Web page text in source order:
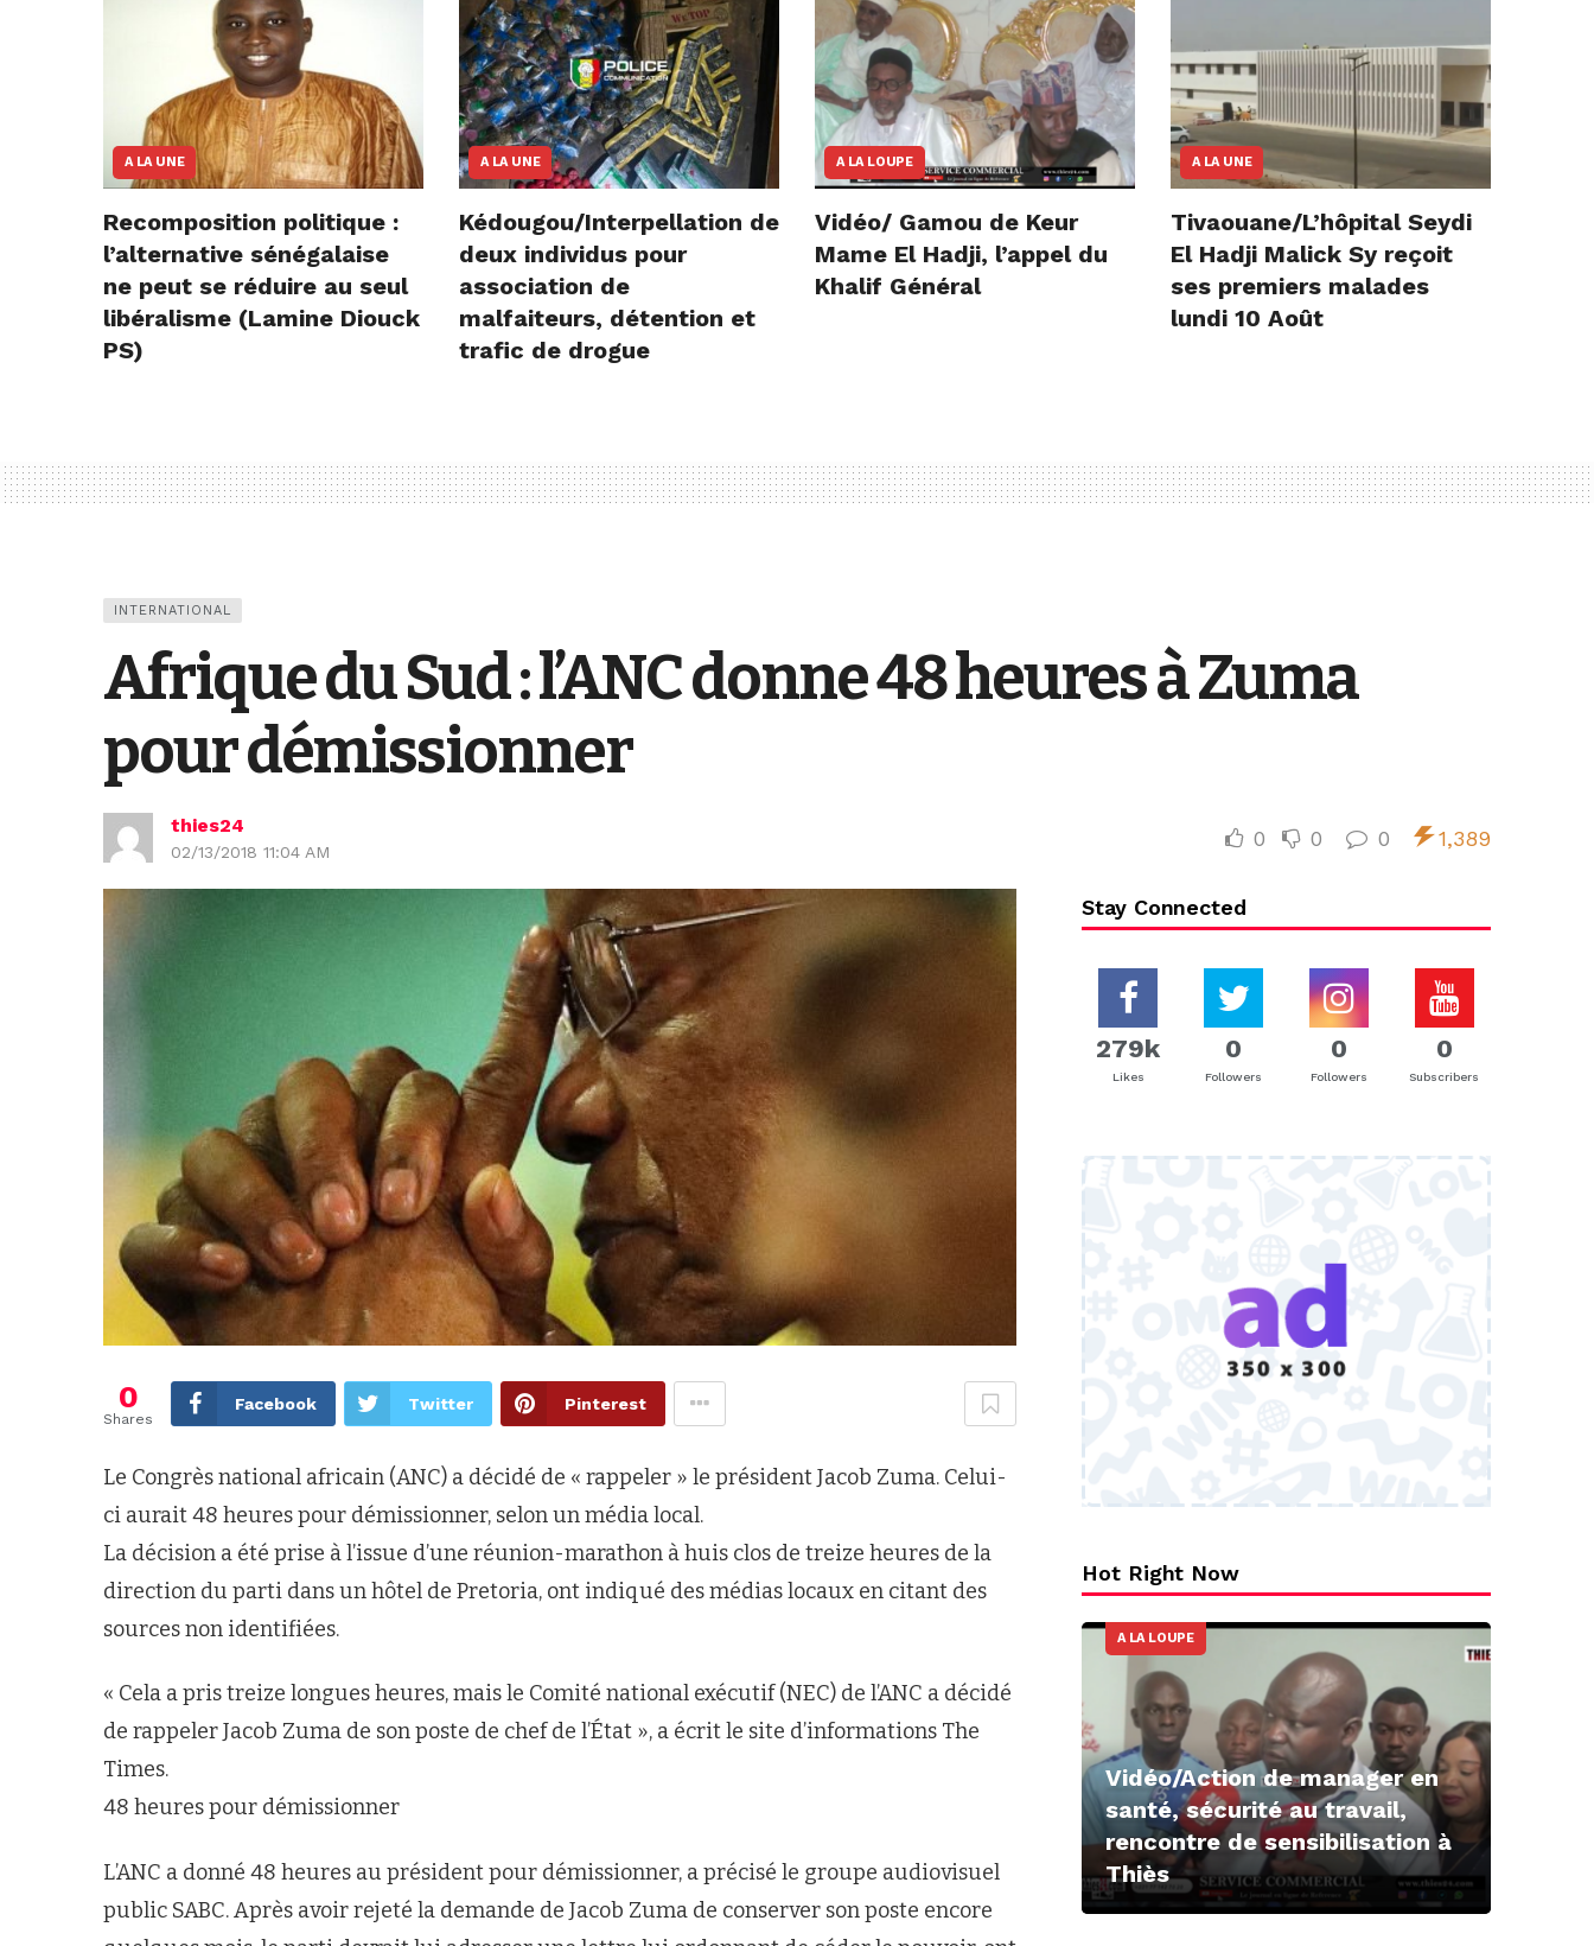
A LA UNE
Recomposition politique :
l’alternative sénégalaise
ne peut se réduire au seul
libéralisme (Lamine Diouck
PS)
A LA UNE
Kédougou/Interpellation de
deux individus pour
association de
malfaiteurs, détention et
trafic de drogue
A LA LOUPE
Vidéo/ Gamou de Keur
Mame El Hadji, l’appel du
Khalif Général
A LA UNE
Tivaouane/L’hôpital Seydi
El Hadji Malick Sy reçoit
ses premiers malades
lundi 10 Août
INTERNATIONAL
Afrique du Sud : l’ANC donne 48 heures à Zuma
pour démissionner
thies24
02/13/2018 11:04 AM
0 0 0 1,389
0
Shares
Facebook Twitter Pinterest
Le Congrès national africain (ANC) a décidé de « rappeler » le président Jacob Zuma. Celui-
ci aurait 48 heures pour démissionner, selon un média local.
La décision a été prise à l’issue d’une réunion-marathon à huis clos de treize heures de la
direction du parti dans un hôtel de Pretoria, ont indiqué des médias locaux en citant des
sources non identifiées.
« Cela a pris treize longues heures, mais le Comité national exécutif (NEC) de l’ANC a décidé
de rappeler Jacob Zuma de son poste de chef de l’État », a écrit le site d’informations The
Times.
48 heures pour démissionner
L’ANC a donné 48 heures au président pour démissionner, a précisé le groupe audiovisuel
public SABC. Après avoir rejeté la demande de Jacob Zuma de conserver son poste encore
Stay Connected
279k
Likes
0
Followers
0
Followers
0
Subscribers
Hot Right Now
A LA LOUPE
Vidéo/Action de manager en
santé, sécurité au travail,
rencontre de sensibilisation à
Thiès